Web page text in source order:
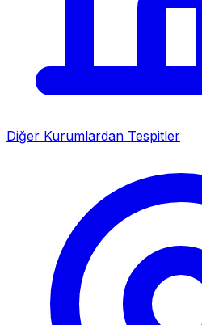
Diğer Kurumlardan Tespitler